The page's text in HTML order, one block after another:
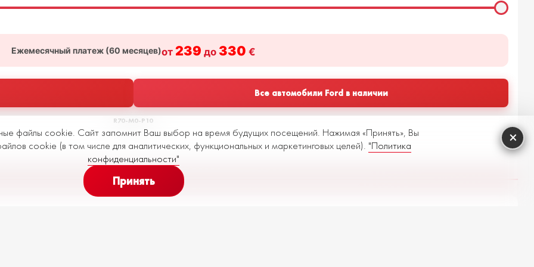
×
файлы cookie. Сайт запомнит Ваш выбор на время будущих посещений. Нажимая «Принять», Вы
cookie (в том числе для аналитических, функциональных и маркетинговых целей). "Политика
конфиденциальности"
Принять
Ежемесячный платеж (60 месяцев)от 239 до 330 €
Все автомобили Ford в наличии
R70-M0-P10